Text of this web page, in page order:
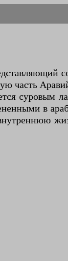
часть
суровым
в